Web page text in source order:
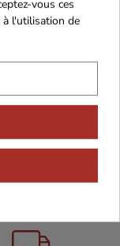
Sécurisé
vous ces
à l'utilisation de